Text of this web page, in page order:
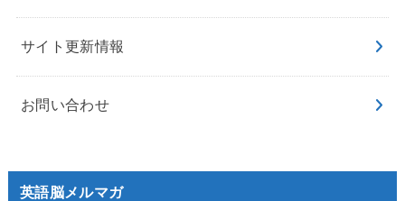
サイト更新情報
お問い合わせ
英語脳メルマガ